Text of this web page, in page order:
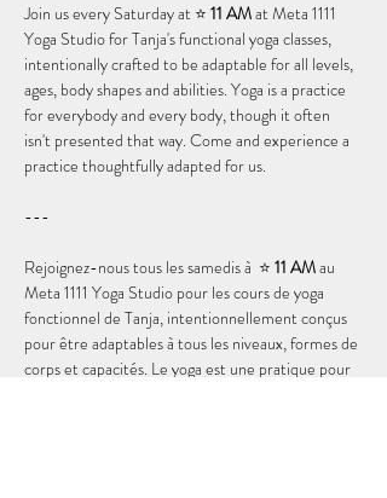
Join us every Saturday at ⭐️ 11 AM at Meta 1111
Yoga Studio for Tanja's functional yoga classes,
intentionally crafted to be adaptable for all levels,
ages, body shapes and abilities. Yoga is a practice
for everybody and every body, though it often
isn't presented that way. Come and experience a
practice thoughtfully adapted for us.
---
Rejoignez-nous tous les samedis à  ⭐️ 11 AM au
Meta 1111 Yoga Studio pour les cours de yoga
fonctionnel de Tanja, intentionnellement conçus
pour être adaptables à tous les niveaux, formes de
corps et capacités. Le yoga est une pratique pour